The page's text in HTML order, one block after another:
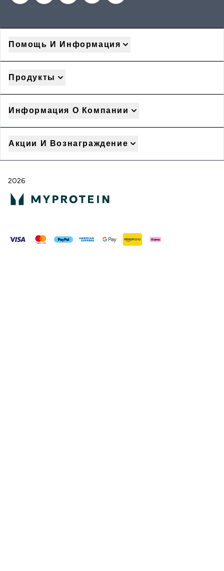
Помощь И Информация
Продукты
Информация О Компании
Акции И Вознаграждение
2026